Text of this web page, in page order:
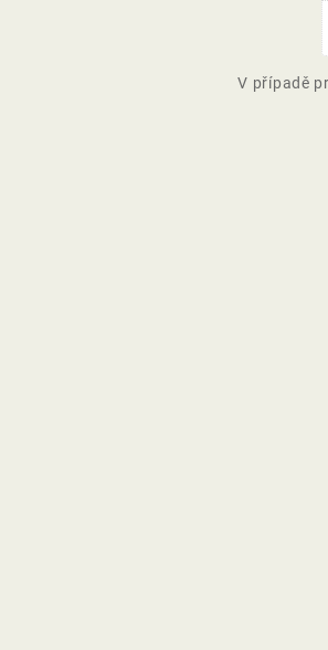
V případě